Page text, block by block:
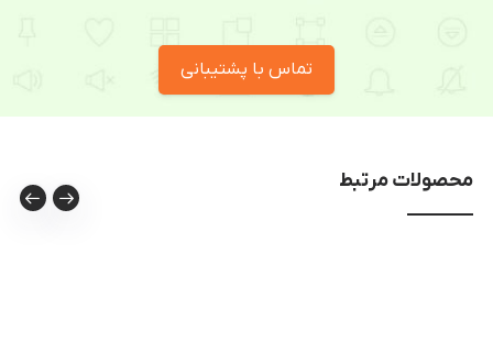
تماس با پشتیبانی
محصولات مرتبط